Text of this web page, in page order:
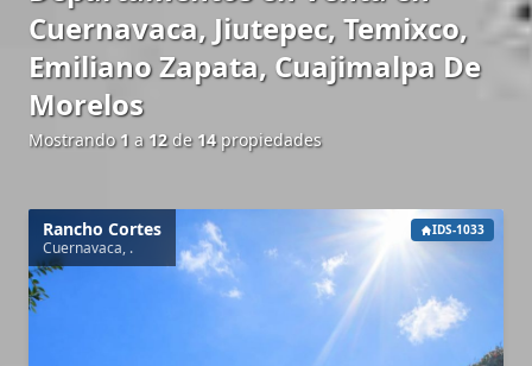
Cuernavaca, Jiutepec, Temixco,
Emiliano Zapata, Cuajimalpa De
Morelos
Mostrando1 a 12de 14propiedades
Rancho Cortes
Cuernavaca, .
IDS-1033